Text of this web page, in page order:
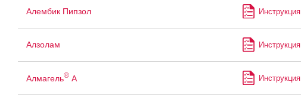
Алембик Пипзол Инструкция
Алзолам Инструкция
Алмагель®А Инструкция